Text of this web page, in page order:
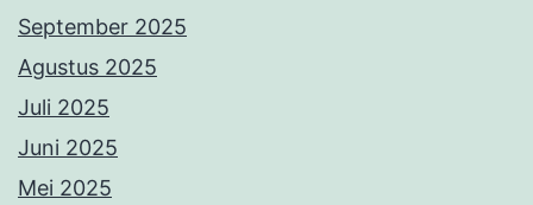
September 2025
Agustus 2025
Juli 2025
Juni 2025
Mei 2025